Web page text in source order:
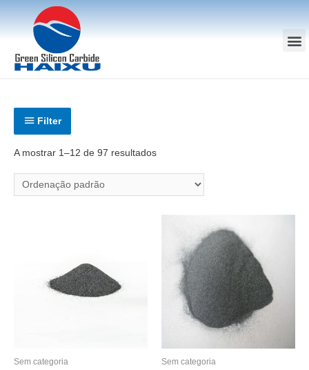
Filter
A mostrar 1–12 de 97 resultados
Sem categoria Sem categoria